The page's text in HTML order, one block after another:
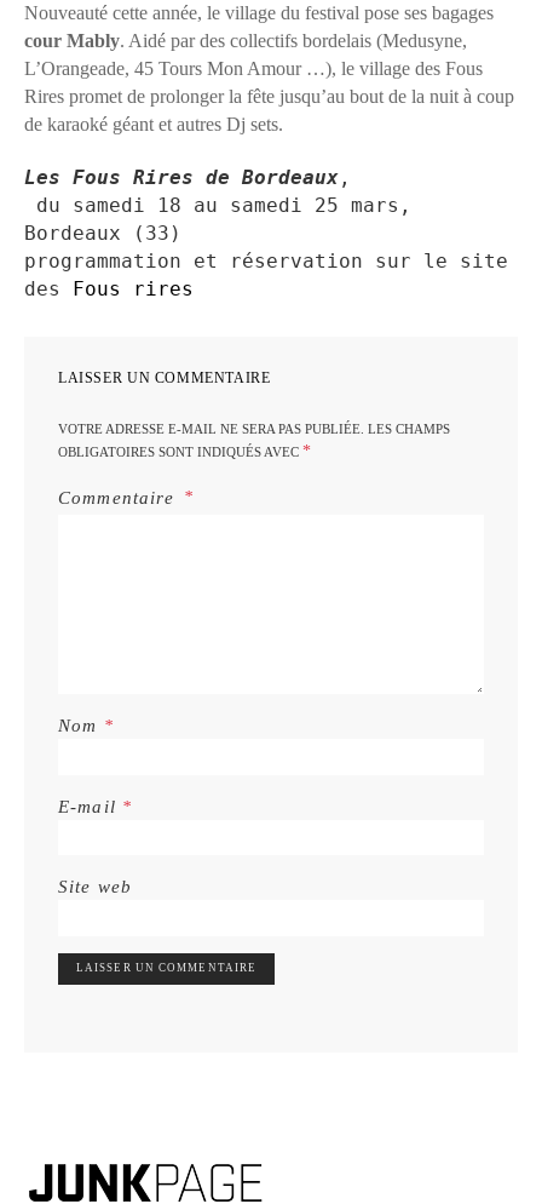
Nouveauté cette année, le village du festival pose ses bagages
cour Mably. Aidé par des collectifs bordelais (Medusyne,
L’Orangeade, 45 Tours Mon Amour …), le village des Fous
Rires promet de prolonger la fête jusqu’au bout de la nuit à coup
de karaoké géant et autres Dj sets.
Les Fous Rires de Bordeaux ,
Bordeaux (33)
programmation et réservation sur le site
des Fous rires
LAISSER UN COMMENTAIRE
VOTRE ADRESSE E-MAIL NE SERA PAS PUBLIÉE. LES CHAMPS
OBLIGATOIRES SONT INDIQUÉS AVEC *
Commentaire
Nom *
E-mail *
Site web